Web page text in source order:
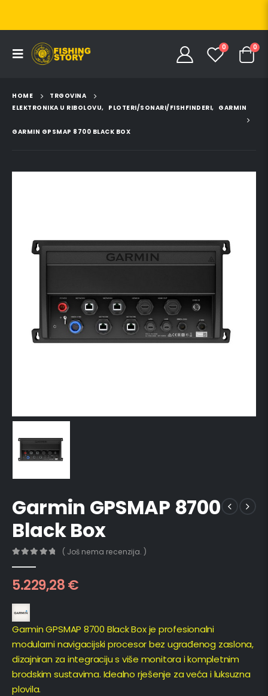
0 0
HOME
TRGOVINA
ELEKTRONIKA U RIBOLOVU, PLOTERI/SONARI/FISHFINDERI, GARMIN
GARMIN GPSMAP 8700 BLACK BOX
Garmin GPSMAP 8700
Black Box
( Još nema recenzija. )
5.229,28€
Garmin GPSMAP 8700 Black Box je profesionalni
modularni navigacijski procesor bez ugrađenog zaslona,
dizajniran za integraciju s više monitora i kompletnim
brodskim sustavima. Idealno rješenje za veća i luksuzna
plovila.